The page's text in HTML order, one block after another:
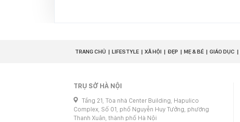
TRANG CHỦ LIFESTYLE XÃ HỘI ĐẸP MẸ & BÉ GIÁO DỤC
TRỤ SỞ HÀ NỘI
Tầng 21, Tòa nhà Center Building, Hapulico
Complex, Số 01, phố Nguyễn Huy Tưởng, phường
Thanh Xuân, thành phố Hà Nội